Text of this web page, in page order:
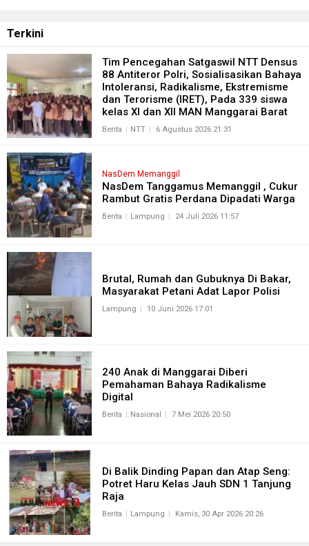
Terkini
Tim Pencegahan Satgaswil NTT Densus
88 Antiteror Polri, Sosialisasikan Bahaya
Intoleransi, Radikalisme, Ekstremisme
dan Terorisme (IRET), Pada 339 siswa
kelas XI dan XII MAN Manggarai Barat
Berita NTT 6 Agustus 2026 21:31
NasDem Memanggil
NasDem Tanggamus Memanggil , Cukur
Rambut Gratis Perdana Dipadati Warga
Berita Lampung 24 Juli 2026 11:57
Brutal, Rumah dan Gubuknya Di Bakar,
Masyarakat Petani Adat Lapor Polisi
Lampung 10 Juni 2026 17:01
240 Anak di Manggarai Diberi
Pemahaman Bahaya Radikalisme
Digital
Berita Nasional 7 Mei 2026 20:50
Di Balik Dinding Papan dan Atap Seng:
Potret Haru Kelas Jauh SDN 1 Tanjung
Raja
Berita Lampung Kamis, 30 Apr 2026 20:26